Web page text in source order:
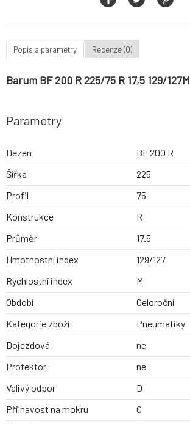
Popis a parametry Recenze (0)
Barum BF 200 R 225/75 R 17,5 129/127M
Parametry
Dezen
BF 200 R
Šířka
225
Profil
75
Konstrukce
R
Průměr
17.5
Hmotnostní index
129/127
Rychlostní index
M
Období
Celoroční
Kategorie zboží
Pneumatiky
Dojezdová
ne
Protektor
ne
Valivý odpor
D
Přilnavost na mokru
C